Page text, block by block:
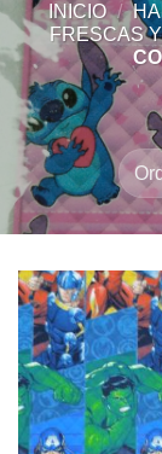
INICIO /
FRESCAS